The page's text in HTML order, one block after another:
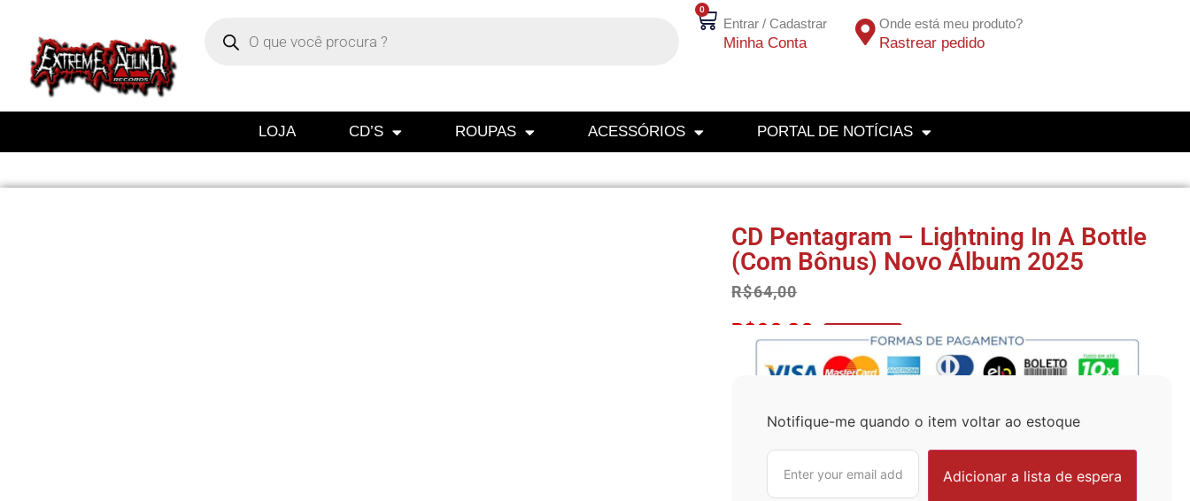
0
Entrar / Cadastrar
Minha Conta
Onde está meu produto?
Rastrear pedido
LOJA CD’S ROUPAS ACESSÓRIOS PORTAL DE NOTÍCIAS
CD Pentagram – Lightning In A Bottle
(Com Bônus) Novo Álbum 2025
R$64,00
R$60,80
Notifique-me quando o item voltar ao estoque